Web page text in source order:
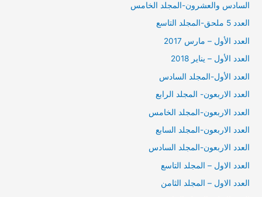
السادس والعشرون-المجلد الخامس
العدد 5 ملحق-المجلد التاسع
العدد الأول – مارس 2017
العدد الأول – يناير 2018
العدد الأول-المجلد السادس
العدد الاربعون- المجلد الرابع
العدد الاربعون-المجلد الخامس
العدد الاربعون-المجلد السابع
العدد الاربعون-المجلد السادس
العدد الاول – المجلد التاسع
العدد الاول – المجلد الثامن